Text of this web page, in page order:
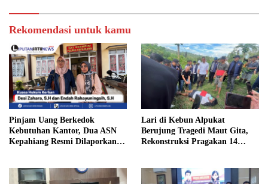
Rekomendasi untuk kamu
Pinjam Uang Berkedok
Kebutuhan Kantor, Dua ASN
Kepahiang Resmi Dilaporkan
Lari di Kebun Alpukat
Berujung Tragedi Maut Gita,
Rekonstruksi Pragakan 14